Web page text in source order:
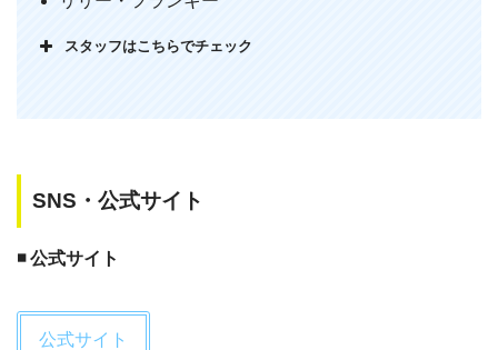
スタッフはこちらでチェック
SNS・公式サイト
◾️ 公式サイト
公式サイト